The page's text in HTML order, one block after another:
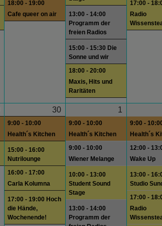
18:00 - 19:00
Cafe queer on air
13:00 - 14:00
Programm der
freien Radios
15:00 - 15:30 Die
Sonne und wir
18:00 - 20:00
Maxis, Hits und
Raritäten
17:00 -
Radio
30
9:00 - 10:00
Health´s Kitchen
15:00 - 16:00
Nutrilounge
16:00 - 17:00
Carla Kolumna
17:00 - 19:00 Hoch
die Hände,
Wochenende!
1
9:00 - 10:00
Health´s Kitchen
9:00 - 10:00
Wiener Melange
10:00 - 13:00
Student Sound
Stage
13:00 - 14:00
Programm der
9:00 -
Health´s
12:00 -
Wake Up
13:00 -
Studio
17:00 -
Radio